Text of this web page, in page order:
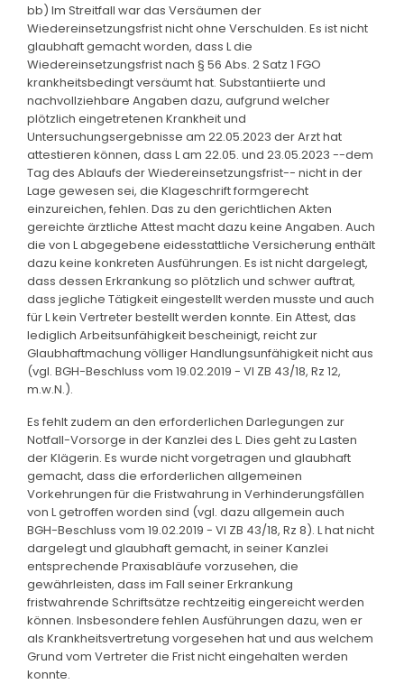
bb) Im Streitfall war das Versäumen der
Wiedereinsetzungsfrist nicht ohne Verschulden. Es ist nicht
glaubhaft gemacht worden, dass L die
Wiedereinsetzungsfrist nach § 56 Abs. 2 Satz 1 FGO
krankheitsbedingt versäumt hat. Substantiierte und
nachvollziehbare Angaben dazu, aufgrund welcher
plötzlich eingetretenen Krankheit und
Untersuchungsergebnisse am 22.05.2023 der Arzt hat
attestieren können, dass L am 22.05. und 23.05.2023 --dem
Tag des Ablaufs der Wiedereinsetzungsfrist-- nicht in der
Lage gewesen sei, die Klageschrift formgerecht
einzureichen, fehlen. Das zu den gerichtlichen Akten
gereichte ärztliche Attest macht dazu keine Angaben. Auch
die von L abgegebene eidesstattliche Versicherung enthält
dazu keine konkreten Ausführungen. Es ist nicht dargelegt,
dass dessen Erkrankung so plötzlich und schwer auftrat,
dass jegliche Tätigkeit eingestellt werden musste und auch
für L kein Vertreter bestellt werden konnte. Ein Attest, das
lediglich Arbeitsunfähigkeit bescheinigt, reicht zur
Glaubhaftmachung völliger Handlungsunfähigkeit nicht aus
(vgl. BGH-Beschluss vom 19.02.2019 - VI ZB 43/18, Rz 12,
m.w.N.).
Es fehlt zudem an den erforderlichen Darlegungen zur
Notfall-Vorsorge in der Kanzlei des L. Dies geht zu Lasten
der Klägerin. Es wurde nicht vorgetragen und glaubhaft
gemacht, dass die erforderlichen allgemeinen
Vorkehrungen für die Fristwahrung in Verhinderungsfällen
von L getroffen worden sind (vgl. dazu allgemein auch
BGH-Beschluss vom 19.02.2019 - VI ZB 43/18, Rz 8). L hat nicht
dargelegt und glaubhaft gemacht, in seiner Kanzlei
entsprechende Praxisabläufe vorzusehen, die
gewährleisten, dass im Fall seiner Erkrankung
fristwahrende Schriftsätze rechtzeitig eingereicht werden
können. Insbesondere fehlen Ausführungen dazu, wen er
als Krankheitsvertretung vorgesehen hat und aus welchem
Grund vom Vertreter die Frist nicht eingehalten werden
konnte.